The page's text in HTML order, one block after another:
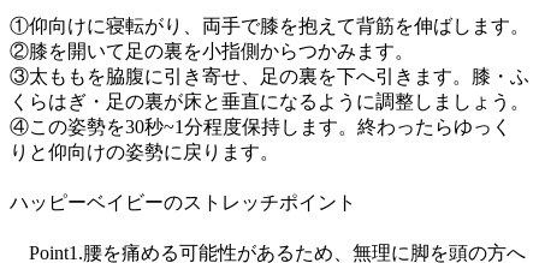
①仰向けに寝転がり、両手で膝を抱えて背筋を伸ばします。
②膝を開いて足の裏を小指側からつかみます。
③太ももを脇腹に引き寄せ、足の裏を下へ引きます。膝・ふ
くらはぎ・足の裏が床と垂直になるように調整しましょう。
④この姿勢を30秒~1分程度保持します。終わったらゆっく
りと仰向けの姿勢に戻ります。
ハッピーベイビーのストレッチポイント
Point1.腰を痛める可能性があるため、無理に脚を頭の方へ